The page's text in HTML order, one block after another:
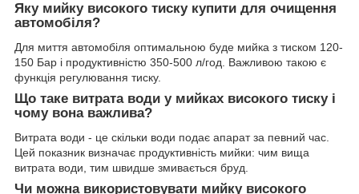
Яку мийку високого тиску купити для очищення
автомобіля?
Для миття автомобіля оптимальною буде мийка з тиском 120-
150 Бар і продуктивністю 350-500 л/год. Важливою такою є
функція регулювання тиску.
Що таке витрата води у мийках високого тиску і
чому вона важлива?
Витрата води - це скільки води подає апарат за певний час.
Цей показник визначає продуктивність мийки: чим вища
витрата води, тим швидше змивається бруд.
Чи можна використовувати мийку високого